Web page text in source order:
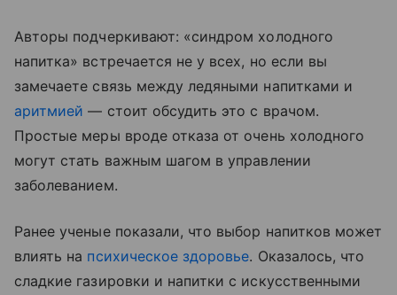
Авторы подчеркивают: «синдром холодного
напитка» встречается не у всех, но если вы
замечаете связь между ледяными напитками и
аритмией — стоит обсудить это с врачом.
Простые меры вроде отказа от очень холодного
могут стать важным шагом в управлении
заболеванием.
Ранее ученые показали, что выбор напитков может
влиять на психическое здоровье. Оказалось, что
сладкие газировки и напитки с искусственными